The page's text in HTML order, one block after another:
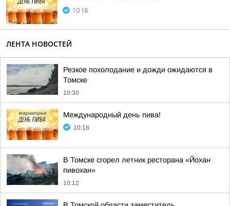
10:18
ЛЕНТА НОВОСТЕЙ
Резкое похолодание и дожди ожидаются в
Томске
10:30
Международный день пива!
10:18
В Томске сгорел летник ресторана «Йохан
пивохан»
10:12